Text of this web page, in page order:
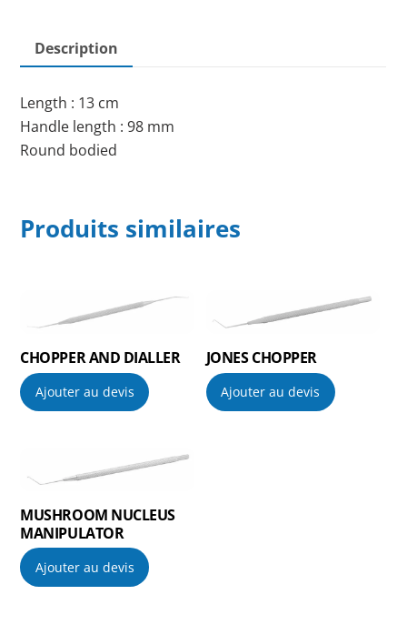
Description
Length : 13 cm
Handle length : 98 mm
Round bodied
Produits similaires
CHOPPER AND DIALLER
Ajouter au devis
JONES CHOPPER
Ajouter au devis
MUSHROOM NUCLEUS
MANIPULATOR
Ajouter au devis